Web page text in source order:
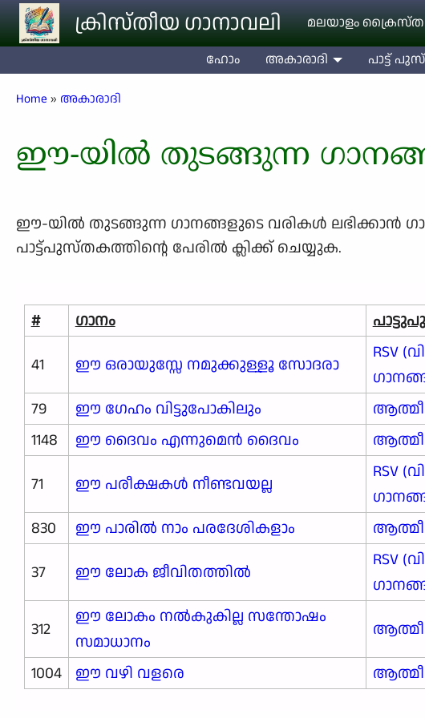
Skip to main contentക്രിസ്തീയ ഗാനാവലി മലയാളം
ഹോം അകാരാദി പാട്ട്
Breadcrumb
Home അകാരാദി
ഈ-യിൽ തുടങ്ങുന്ന
ഈ-യിൽ തുടങ്ങുന്ന ഗാനങ്ങളുടെ വരികള്‍ ലഭിക്കാന്‍
പാട്ട്പുസ്തകത്തിന്റെ പേരില്‍ ക്ലിക്ക് ചെയ്യുക.
# ഗാനം
41
ഈ ഒരായുസ്സേ നമുക്കുള്ളൂ സോദരാ
RSV
79
ഈ ഗേഹം വിട്ടുപോകിലും
1148
ഈ ദൈവം എന്നുമെൻ ദൈവം
71
ഈ പരീക്ഷകള്‍ നീണ്ടവയല്ല
RSV
830
ഈ പാരിൽ നാം പരദേശികളാം
37
ഈ ലോക ജീവിതത്തില്‍
RSV
312
ഈ ലോകം നൽകുകില്ല സന്തോഷം
സമാധാനം
1004
ഈ വഴി വളരെ